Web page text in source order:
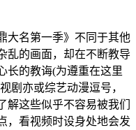
大名第一季》不同于其他
乱的画面，却在不断教导
长的教诲(为遵重在这里
剧亦或综艺动漫逗号，
解这些似乎不容易被我们
，看视频时设身处地会发